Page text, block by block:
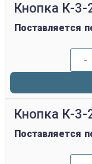
Кнопка К-
Поставляется
-
Кнопка К-
Поставляется